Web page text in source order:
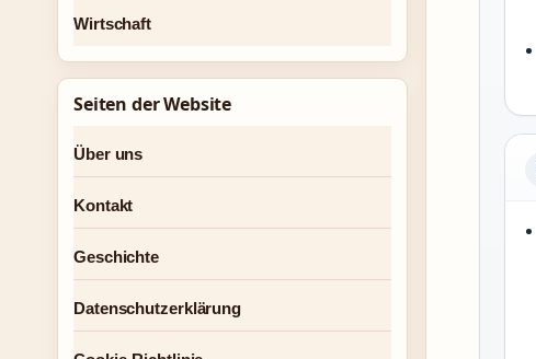
Wirtschaft
Seiten der Website
Über uns
Kontakt
Geschichte
Datenschutzerklärung